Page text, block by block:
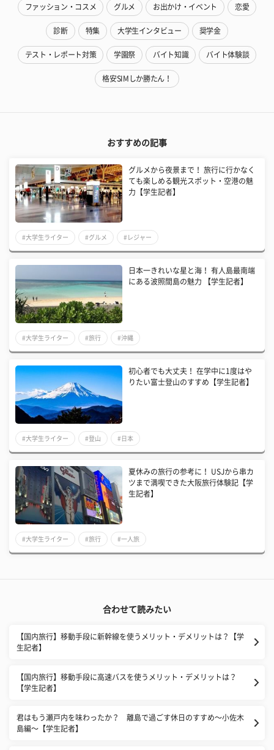
ファッション・コスメ グルメ お出かけ・イベント 恋愛
診断 特集 大学生インタビュー 奨学金
テスト・レポート対策 学園祭 バイト知識 バイト体験談
格安SIMしか勝たん！
おすすめの記事
グルメから夜景まで！ 旅行に行かなく
ても楽しめる観光スポット・空港の魅
力【学生記者】
#大学生ライター #グルメ #レジャー
日本一きれいな星と海！ 有人島最南端
にある波照間島の魅力 【学生記者】
#大学生ライター #旅行 #沖縄
初心者でも大丈夫！ 在学中に1度はや
りたい富士登山のすすめ【学生記者】
#大学生ライター #登山 #日本
夏休みの旅行の参考に！ USJから串カ
ツまで満喫できた大阪旅行体験記【学
生記者】
#大学生ライター #旅行 #一人旅
合わせて読みたい
【国内旅行】移動手段に新幹線を使うメリット・デメリットは？【学
生記者】
【国内旅行】移動手段に高速バスを使うメリット・デメリットは？
【学生記者】
君はもう瀬戸内を味わったか？ 離島で過ごす休日のすすめ〜小佐木
島編〜【学生記者】